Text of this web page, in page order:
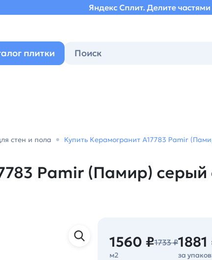
Яндекс Сплит. Делите
плитки
стен и пола Купить Керамогранит A17783 Pamir
Pamir (Памир)
1560 ₽1733 ₽
м2
1881
за